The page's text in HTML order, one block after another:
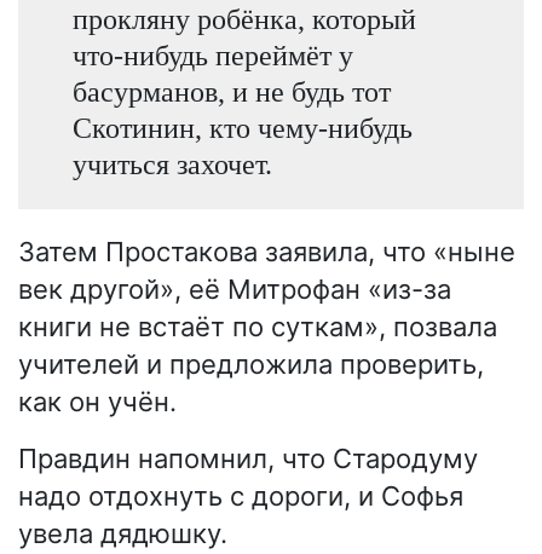
прокляну робёнка, который
что-нибудь переймёт у
басурманов, и не будь тот
Скотинин, кто чему-нибудь
учиться захочет.
Затем Простакова заявила, что «ныне
век другой», её Митрофан «из-за
книги не встаёт по суткам», позвала
учителей и предложила проверить,
как он учён.
Правдин напомнил, что Стародуму
надо отдохнуть с дороги, и Софья
увела дядюшку.